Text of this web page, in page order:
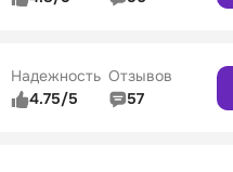
Надежность
4.75/5
Отзывов
57